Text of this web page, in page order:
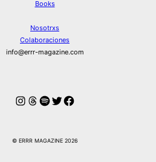
Books
Nosotrxs
Colaboraciones
info@errr-magazine.com
Instagram
Hilos
Spotify
Twitter
Facebook
© ERRR MAGAZINE 2026